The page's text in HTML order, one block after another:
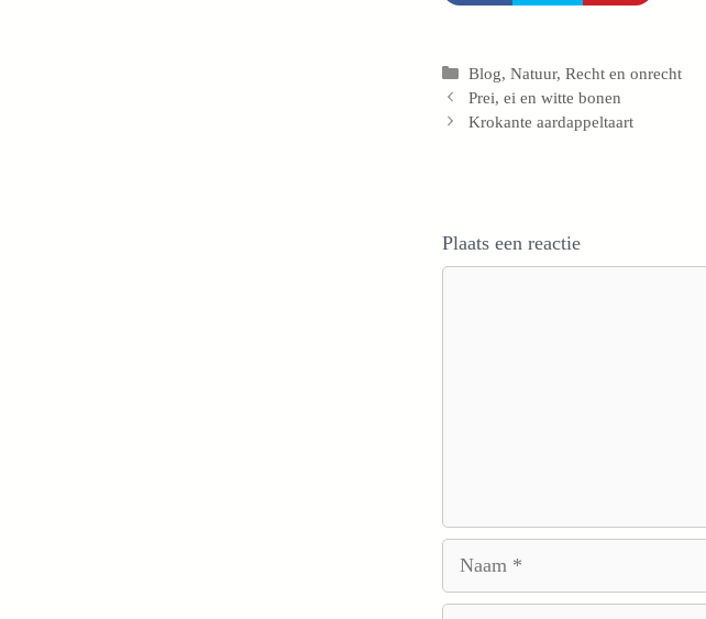
Categorieën
Blog,Natuur,Recht en onrecht
Prei, ei en witte bonen
Krokante aardappeltaart
Plaats een reactie